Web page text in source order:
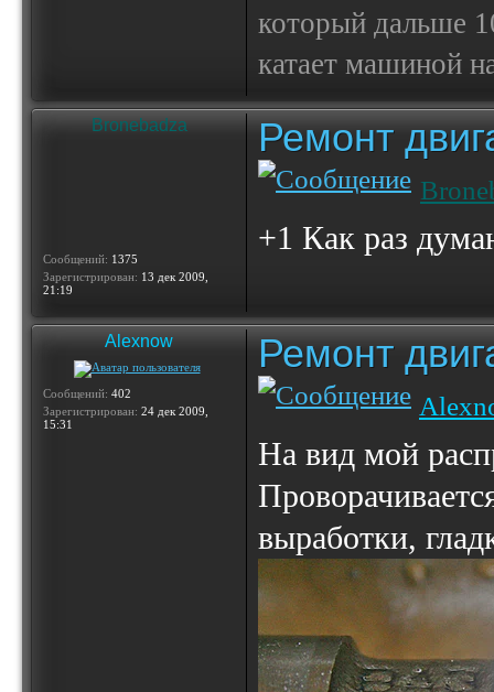
который дальше
катает машиной
Bronebadza
Сообщений: 1375
Зарегистрирован: 13 дек 2009,
21:19
Ремонт
+1 Как раз
Alexnow
Сообщений: 402
Зарегистрирован: 24 дек 2009,
15:31
Ремонт
На вид мой
выработки,